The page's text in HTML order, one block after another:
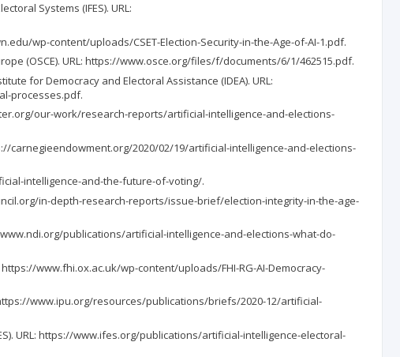
Systems (IFES). URL:
wp-content/uploads/CSET-Election-Security-in-the-Age-of-AI-1.pdf.
(OSCE). URL: https://www.osce.org/files/f/documents/6/1/462515.pdf.
for Democracy and Electoral Assistance (IDEA). URL:
processes.pdf.
our-work/research-reports/artificial-intelligence-and-elections-
carnegieendowment.org/2020/02/19/artificial-intelligence-and-elections-
intelligence-and-the-future-of-voting/.
in-depth-research-reports/issue-brief/election-integrity-in-the-age-
publications/artificial-intelligence-and-elections-what-do-
www.fhi.ox.ac.uk/wp-content/uploads/FHI-RG-AI-Democracy-
www.ipu.org/resources/publications/briefs/2020-12/artificial-
URL: https://www.ifes.org/publications/artificial-intelligence-electoral-